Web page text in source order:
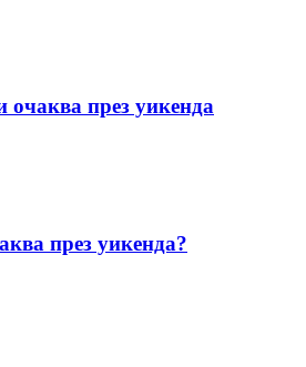
очаква през уикенда
през уикенда?